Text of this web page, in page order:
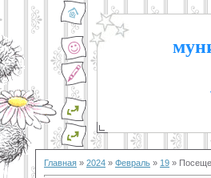
Главная » 2024 » Февраль » 19 »